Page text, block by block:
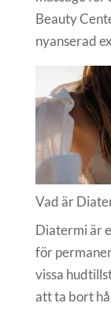
Beauty
nyanserad
Vad är
Diatermi är
för
vissa
att ta bort